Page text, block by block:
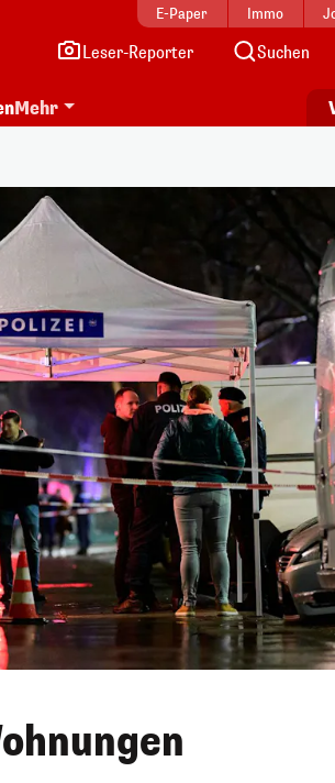
E-Paper Immo
Leser-Reporter Suchen
Mehr